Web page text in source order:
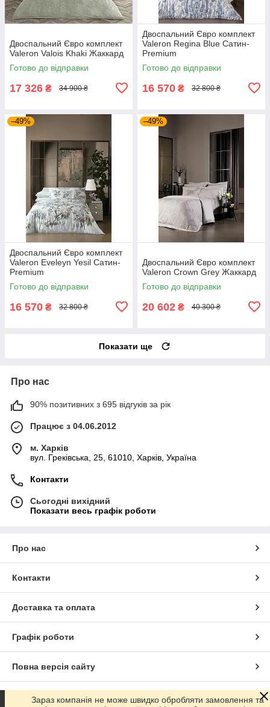
Двоспальний Євро комплект
Valeron Valois Khaki Жаккард
Готово до відправки
17 326 ₴ 34 900 ₴
Двоспальний Євро комплект
Valeron Regina Blue Сатин-
Premium
Готово до відправки
16 570 ₴ 32 800 ₴
–49%
Двоспальний Євро комплект
Valeron Eveleyn Yesil Сатин-
Premium
Готово до відправки
16 570 ₴ 32 800 ₴
–49%
Двоспальний Євро комплект
Valeron Crown Grey Жаккард
Готово до відправки
20 602 ₴ 40 300 ₴
Показати ще
Про нас
90% позитивних з 695 відгуків за рік
Працює з 04.06.2012
м. Харків
вул. Греківська, 25, 61010, Харків, Україна
Контакти
Сьогодні вихідний
Показати весь графік роботи
Про нас
Контакти
Доставка та оплата
Графік роботи
Повна версія сайту
Сайт створено на маркетплейсі Prom.ua
Зараз компанія не може швидко обробляти замовлення та